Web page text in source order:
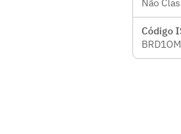
Não
Código